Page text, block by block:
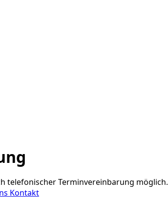
telefonischer Terminvereinbarung möglich.
Kontakt